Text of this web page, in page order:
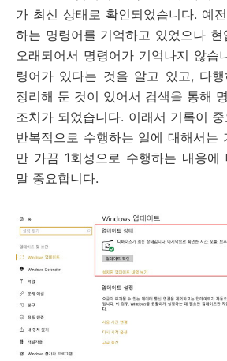
가 최신 상태로 확인되었습니다. 예
하는 명령어를 기억하고 있었으나
오래되어서 명령어가 기억나지 않습
령어가 있다는 것을 알고 있고, 다
정리해 둔 것이 있어서 검색을 통해
조치가 되었습니다. 이래서 기록이
반복적으로 수행하는 일에 대해서는
만 가끔 1회성으로 수행하는 내용에
말 중요합니다.